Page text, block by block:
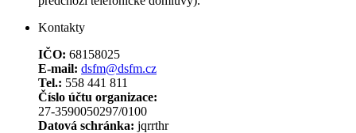
Kontakty
IČO: 68158025
E-mail: dsfm@dsfm.cz
Tel.: 558 441 811
Číslo účtu organizace:
27-3590050297/0100
Datová schránka: jqrrthr